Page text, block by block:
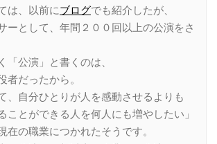
は、以前にブログでも紹介したが、
ーとして、年間２００回以上の公演をさ
「公演」と書くのは、
者だったから。
、自分ひとりが人を感動させるよりも
とができる人を何人にも増やしたい」
在の職業につかれたそうです。